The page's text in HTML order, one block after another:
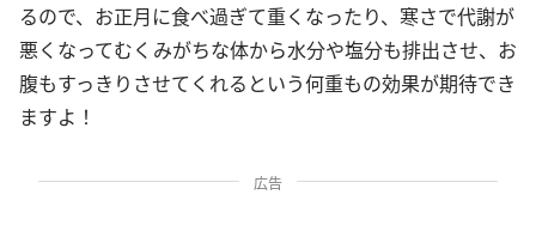
るので、お正月に食べ過ぎて重くなったり、寒さで代謝が
悪くなってむくみがちな体から水分や塩分も排出させ、お
腹もすっきりさせてくれるという何重もの効果が期待でき
ますよ！
広告